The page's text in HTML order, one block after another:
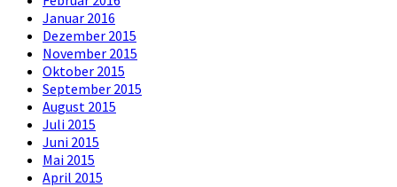
Januar 2016
Dezember 2015
November 2015
Oktober 2015
September 2015
August 2015
Juli 2015
Juni 2015
Mai 2015
April 2015